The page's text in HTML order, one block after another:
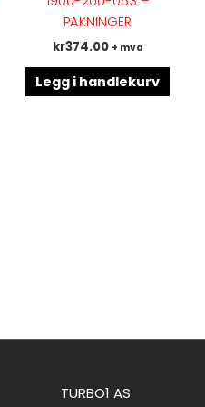
PAKNINGER
kr374.00 + mva
Legg i handlekurv
TURBO1 AS